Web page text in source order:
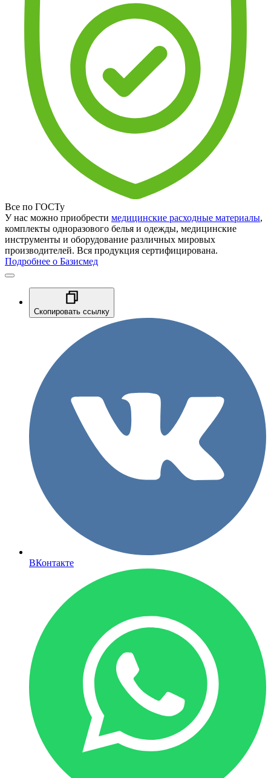
Все по ГОСТу
У нас можно приобрести медицинские расходные материалы,
комплекты одноразового белья и одежды, медицинские
инструменты и оборудование различных мировых
производителей. Вся продукция сертифицирована.
Подробнее о Базисмед
Скопировать ссылку
ВКонтакте